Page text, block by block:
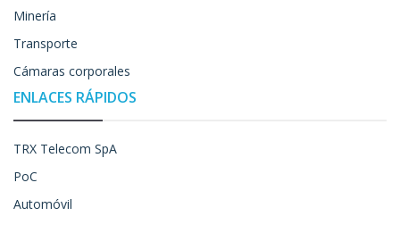
Minería
Transporte
Cámaras corporales
ENLACES RÁPIDOS
TRX Telecom SpA
PoC
Automóvil